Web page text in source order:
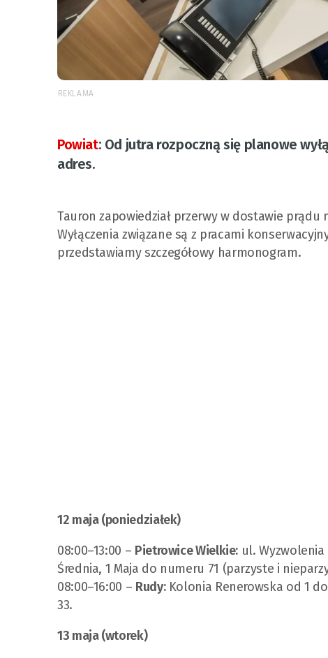
REKLAMA
Powiat: Od jutra rozpoczną się planowe
adres.
Tauron zapowiedział przerwy w dostawie
Wyłączenia związane są z pracami
przedstawiamy szczegółowy harmonogram.
12 maja (poniedziałek)
08:00–13:00 – Pietrowice Wielkie: ul.
Średnia, 1 Maja do numeru 71 (parzyste i
08:00–16:00 – Rudy:Kolonia Renerowska od 1
33.
13 maja (wtorek)